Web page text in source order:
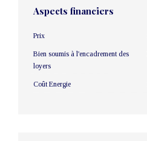
Aspects financiers
Prix
Bien soumis à l'encadrement des
loyers
Coût Energie